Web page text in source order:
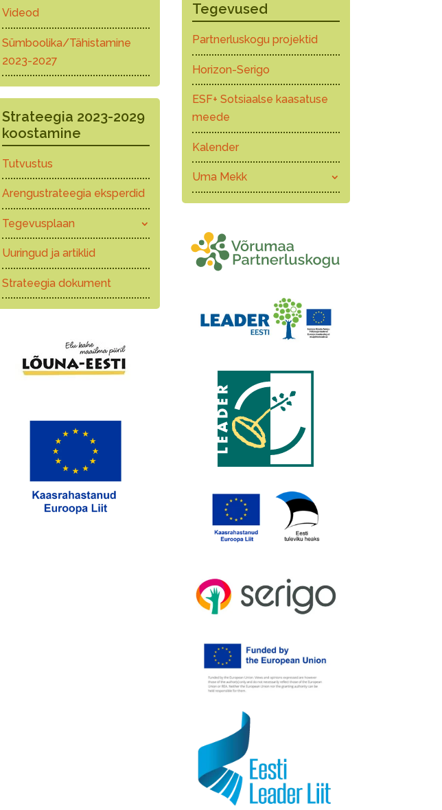
Videod
Sümboolika/Tähistamine
2023-2027
Strateegia 2023-2029
koostamine
Tutvustus
Arengustrateegia eksperdid
Tegevusplaan
Uuringud ja artiklid
Strateegia dokument
Tegevused
Partnerluskogu projektid
Horizon-Serigo
ESF+ Sotsiaalse kaasatuse
meede
Kalender
Uma Mekk